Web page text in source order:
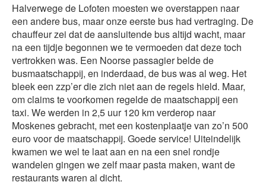
Halverwege de Lofoten moesten we overstappen naar
een andere bus, maar onze eerste bus had vertraging. De
chauffeur zei dat de aansluitende bus altijd wacht, maar
na een tijdje begonnen we te vermoeden dat deze toch
vertrokken was. Een Noorse passagier belde de
busmaatschappij, en inderdaad, de bus was al weg. Het
bleek een zzp’er die zich niet aan de regels hield. Maar,
om claims te voorkomen regelde de maatschappij een
taxi. We werden in 2,5 uur 120 km verderop naar
Moskenes gebracht, met een kostenplaatje van zo’n 500
euro voor de maatschappij. Goede service! Uiteindelijk
kwamen we wel te laat aan en na een snel rondje
wandelen gingen we zelf maar pasta maken, want de
restaurants waren al dicht.